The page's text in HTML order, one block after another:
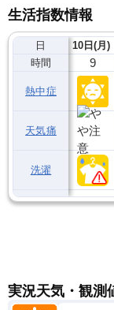
生活指数情報
日
時間
熱中症
天気痛
洗濯
10日(月)
9
実況天気・観測